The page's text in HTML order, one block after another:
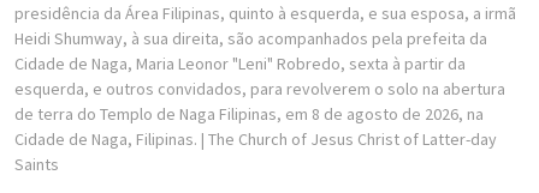
presidência da Área Filipinas, quinto à esquerda, e sua esposa, a irmã
Heidi Shumway, à sua direita, são acompanhados pela prefeita da
Cidade de Naga, Maria Leonor "Leni" Robredo, sexta à partir da
esquerda, e outros convidados, para revolverem o solo na abertura
de terra do Templo de Naga Filipinas, em 8 de agosto de 2026, na
Cidade de Naga, Filipinas. | The Church of Jesus Christ of Latter-day
Saints